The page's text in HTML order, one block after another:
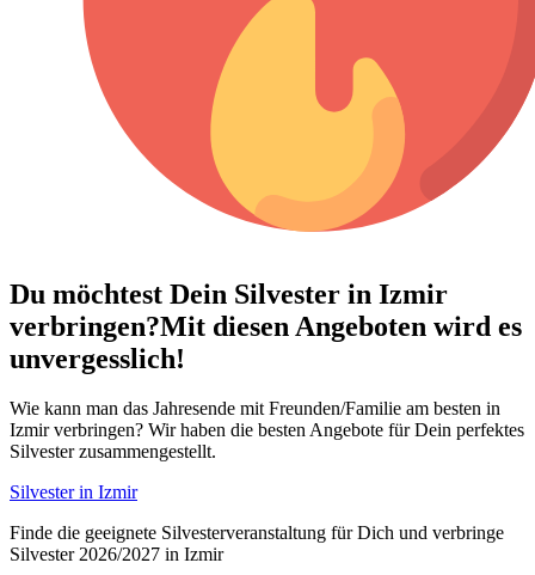
Du möchtest Dein Silvester in Izmir
verbringen?Mit diesen Angeboten wird es
unvergesslich!
Wie kann man das Jahresende mit Freunden/Familie am besten in
Izmir verbringen? Wir haben die besten Angebote für Dein perfektes
Silvester zusammengestellt.
Silvester in Izmir
Finde die geeignete Silvesterveranstaltung für Dich und verbringe
Silvester 2026/2027 in Izmir